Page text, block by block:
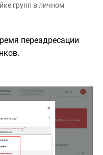
групп в личном
переадресации